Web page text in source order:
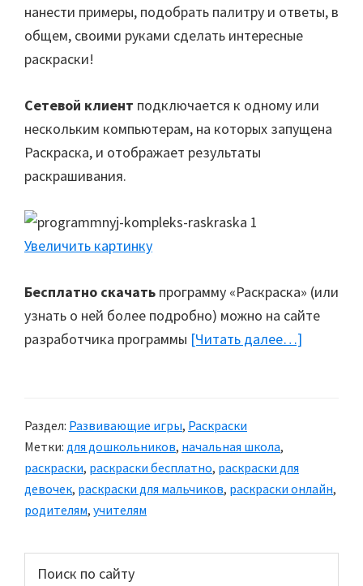
нанести примеры, подобрать палитру и ответы, в
общем, своими руками сделать интересные
раскраски!
Сетевой клиент подключается к одному или
нескольким компьютерам, на которых запущена
Раскраска, и отображает результаты
раскрашивания.
Увеличить картинку
Бесплатно скачать программу «Раскраска» (или
узнать о ней более подробно) можно на сайте
разработчика программы [Читать далее…]
Раздел: Развивающие игры, Раскраски
Метки: для дошкольников, начальная школа,
раскраски, раскраски бесплатно, раскраски для
девочек, раскраски для мальчиков, раскраски онлайн,
родителям, учителям
Основной